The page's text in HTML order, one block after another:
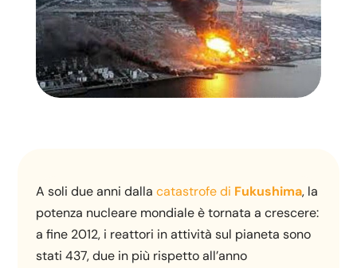
A soli due anni dallacatastrofe di Fukushima, la
potenza nucleare mondiale è tornata a crescere:
a fine 2012, i reattori in attività sul pianeta sono
stati 437, due in più rispetto all’anno